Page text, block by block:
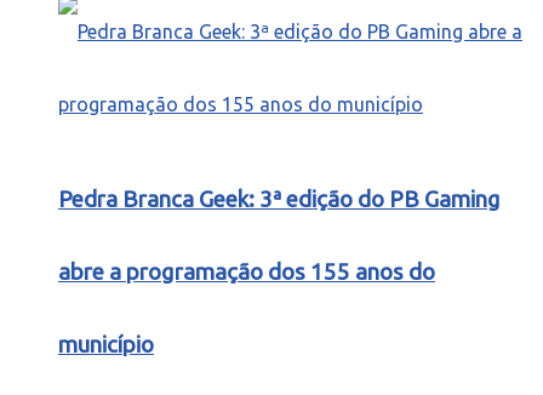
Pedra Branca Geek: 3ª edição do PB Gaming
abre a programação dos 155 anos do
município